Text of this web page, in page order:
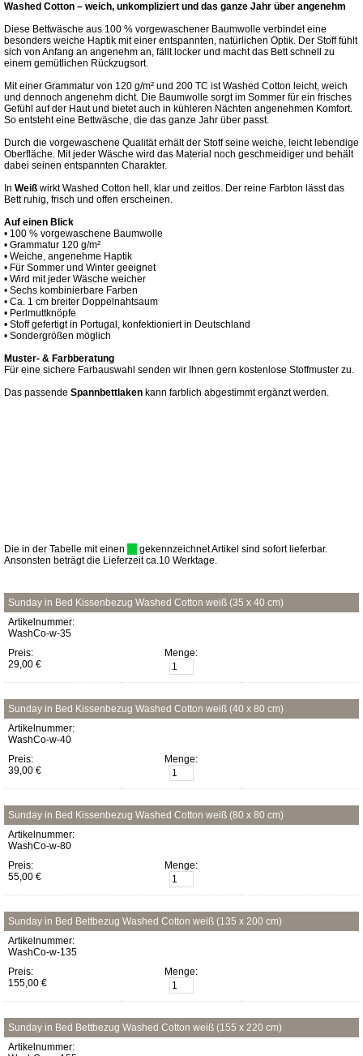
Washed Cotton – weich, unkompliziert und das ganze Jahr über angenehm
Diese Bettwäsche aus 100 % vorgewaschener Baumwolle verbindet eine
besonders weiche Haptik mit einer entspannten, natürlichen Optik. Der Stoff fühlt
sich von Anfang an angenehm an, fällt locker und macht das Bett schnell zu
einem gemütlichen Rückzugsort.
Mit einer Grammatur von 120 g/m² und 200 TC ist Washed Cotton leicht, weich
und dennoch angenehm dicht. Die Baumwolle sorgt im Sommer für ein frisches
Gefühl auf der Haut und bietet auch in kühleren Nächten angenehmen Komfort.
So entsteht eine Bettwäsche, die das ganze Jahr über passt.
Durch die vorgewaschene Qualität erhält der Stoff seine weiche, leicht lebendige
Oberfläche. Mit jeder Wäsche wird das Material noch geschmeidiger und behält
dabei seinen entspannten Charakter.
In Weiß wirkt Washed Cotton hell, klar und zeitlos. Der reine Farbton lässt das
Bett ruhig, frisch und offen erscheinen.
Auf einen Blick
• 100 % vorgewaschene Baumwolle
• Grammatur 120 g/m²
• Weiche, angenehme Haptik
• Für Sommer und Winter geeignet
• Wird mit jeder Wäsche weicher
• Sechs kombinierbare Farben
• Ca. 1 cm breiter Doppelnahtsaum
• Perlmuttknöpfe
• Stoff gefertigt in Portugal, konfektioniert in Deutschland
• Sondergrößen möglich
Muster- & Farbberatung
Für eine sichere Farbauswahl senden wir Ihnen gern kostenlose Stoffmuster zu.
Das passende Spannbettlaken kann farblich abgestimmt ergänzt werden.
Die in der Tabelle mit einen
gekennzeichnet Artikel sind sofort lieferbar.
Ansonsten beträgt die Lieferzeit ca.10 Werktage.
Sunday in Bed Kissenbezug Washed Cotton weiß (35 x 40 cm)
Artikelnummer:
WashCo-w-35
Preis:
29,00 €
Menge:
Sunday in Bed Kissenbezug Washed Cotton weiß (40 x 80 cm)
Artikelnummer:
WashCo-w-40
Preis:
39,00 €
Menge:
Sunday in Bed Kissenbezug Washed Cotton weiß (80 x 80 cm)
Artikelnummer:
WashCo-w-80
Preis:
55,00 €
Menge:
Sunday in Bed Bettbezug Washed Cotton weiß (135 x 200 cm)
Artikelnummer:
WashCo-w-135
Preis:
155,00 €
Menge:
Sunday in Bed Bettbezug Washed Cotton weiß (155 x 220 cm)
Artikelnummer: